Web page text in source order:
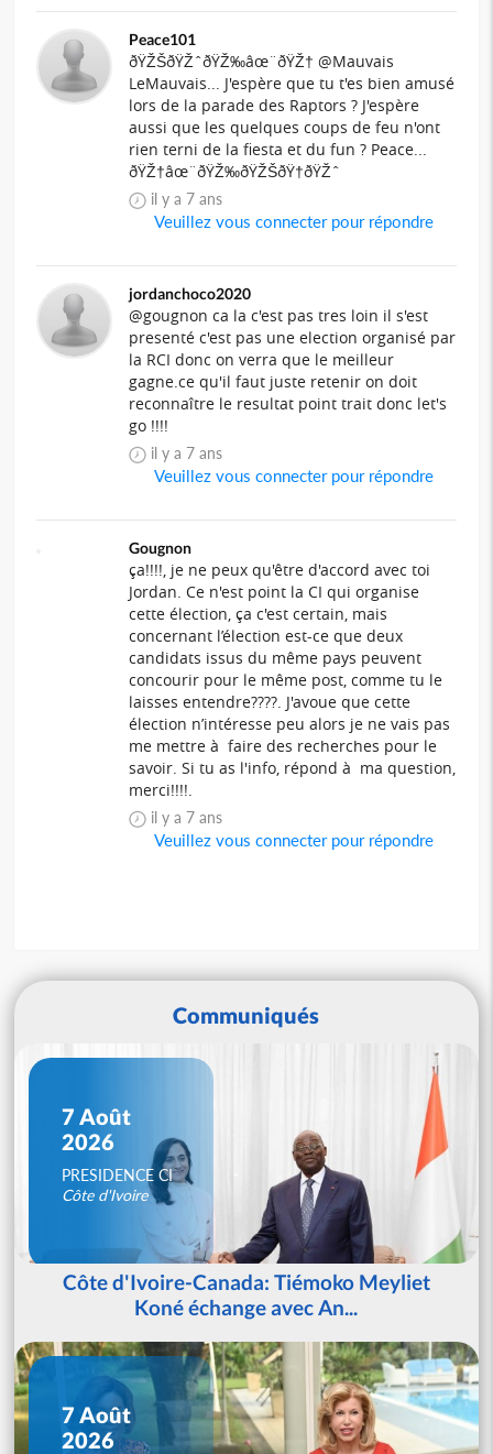
Peace101
ðŸŽŠðŸŽˆðŸŽ‰âœ¨ðŸŽ† @Mauvais
LeMauvais... J'espère que tu t'es bien amusé
lors de la parade des Raptors ? J'espère
aussi que les quelques coups de feu n'ont
rien terni de la fiesta et du fun ? Peace...
ðŸŽ†âœ¨ðŸŽ‰ðŸŽŠðŸ†ðŸŽˆ
il y a 7 ans
Veuillez vous connecter pour répondre
jordanchoco2020
@gougnon ca la c'est pas tres loin il s'est
presenté c'est pas une election organisé par
la RCI donc on verra que le meilleur
gagne.ce qu'il faut juste retenir on doit
reconnaître le resultat point trait donc let's
go !!!!
il y a 7 ans
Veuillez vous connecter pour répondre
Gougnon
ça!!!!, je ne peux qu'être d'accord avec toi
Jordan. Ce n'est point la CI qui organise
cette élection, ça c'est certain, mais
concernant l’élection est-ce que deux
candidats issus du même pays peuvent
concourir pour le même post, comme tu le
laisses entendre????. J'avoue que cette
élection n’intéresse peu alors je ne vais pas
me mettre à faire des recherches pour le
savoir. Si tu as l'info, répond à ma question,
merci!!!!.
il y a 7 ans
Veuillez vous connecter pour répondre
Communiqués
7 Août
2026
PRESIDENCE CI
Côte d'Ivoire
Côte d'Ivoire-Canada: Tiémoko Meyliet
Koné échange avec An...
7 Août
2026